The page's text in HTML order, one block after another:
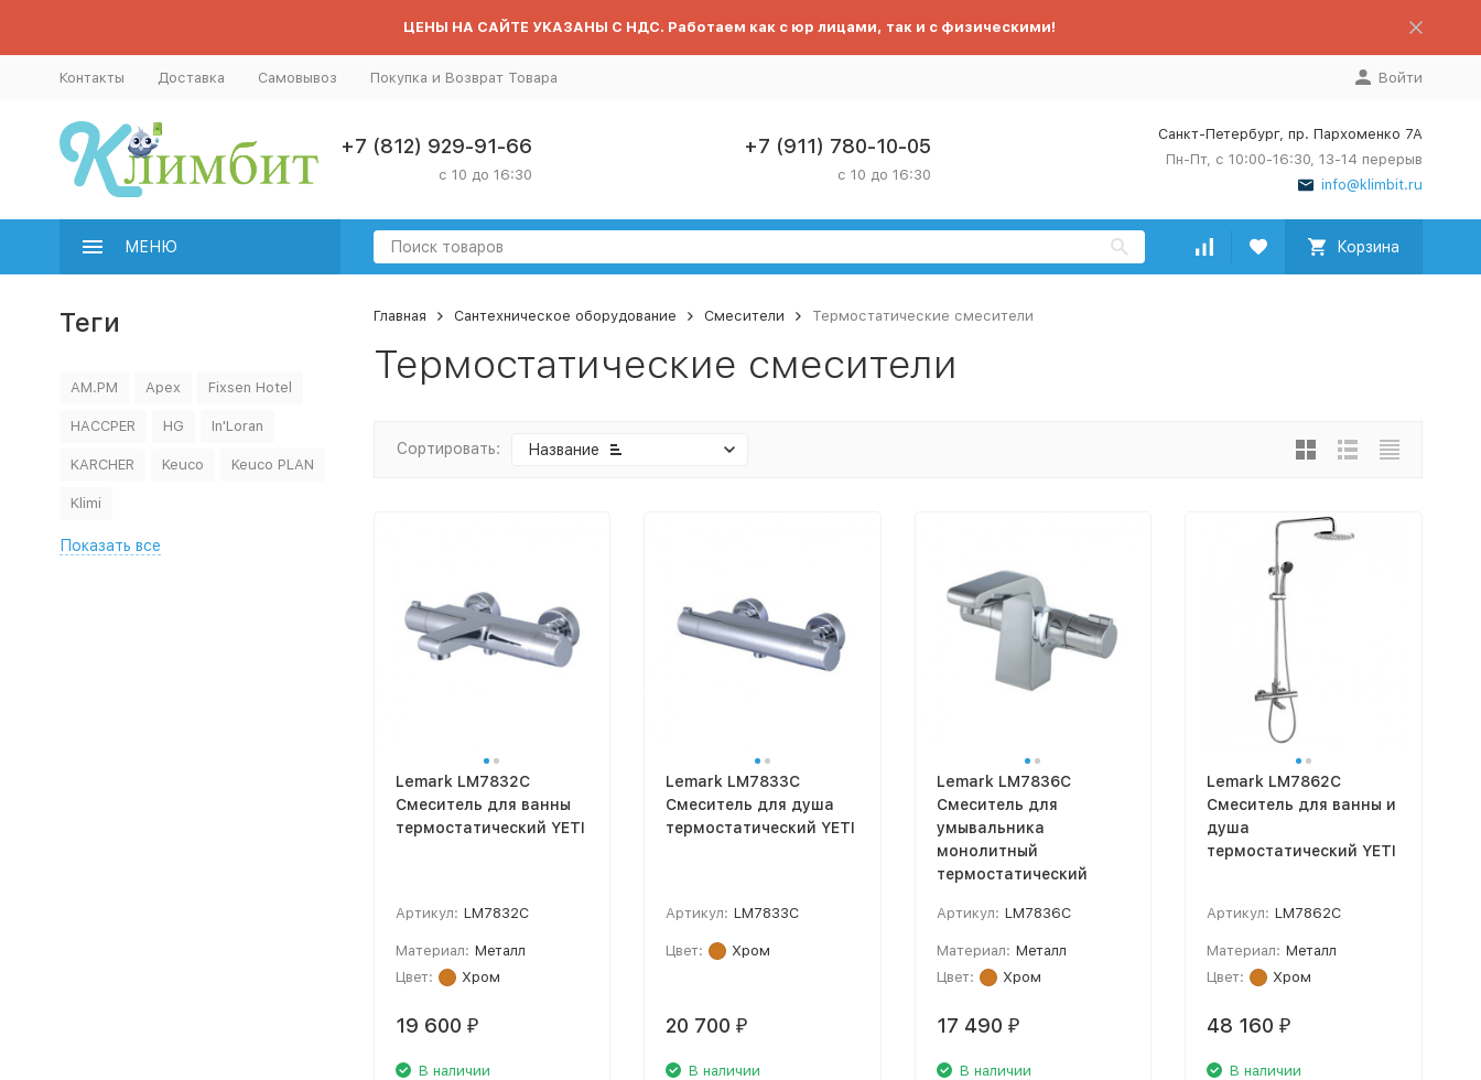
ЦЕНЫ НА САЙТЕ УКАЗАНЫ С НДС. Работаем как с юр лицами, так и с физическими!
Контакты Доставка Самовывоз Покупка и Возврат Товара Войти
+7 (812) 929-91-66
с 10 до 16:30
+7 (911) 780-10-05
с 10 до 16:30
Санкт-Петербург, пр. Пархоменко 7А
Пн-Пт, с 10:00-16:30, 13-14 перерыв
info@klimbit.ru
МЕНЮ Корзина
Главная Сантехническое оборудование Смесители Термостатические смесители
Термостатические смесители
Сортировать: Название
Lemark LM7832C
Смеситель для ванны
термостатический YETI
Артикул: LM7832C
Материал: Металл
Цвет:
Хром
19 600 ₽
В наличии
Lemark LM7833C
Смеситель для душа
термостатический YETI
Артикул: LM7833C
Цвет: Хром
20 700 ₽
В наличии
Lemark LM7836C
Смеситель для
умывальника
монолитный
термостатический
Артикул: LM7836C
Материал: Металл
Цвет:
Хром
17 490 ₽
В наличии
Lemark LM7862C
Смеситель для ванны и
душа
термостатический YETI
Артикул: LM7862C
Материал: Металл
Цвет:
Хром
48 160 ₽
В наличии
Теги
AM.PM Apex Fixsen Hotel
HACCPER HG In'Loran
KARCHER Keuco Keuco PLAN
Klimi
Показать все